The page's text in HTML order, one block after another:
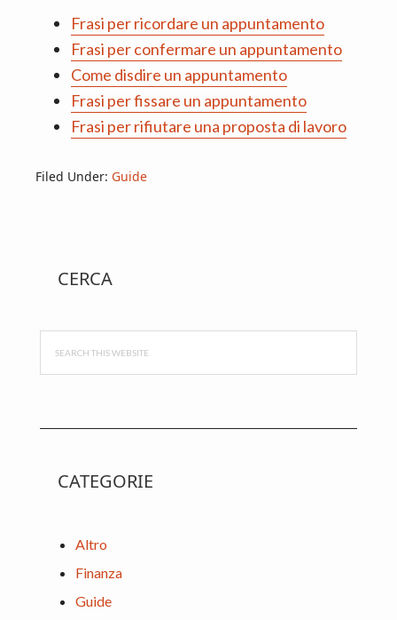
Frasi per ricordare un appuntamento
Frasi per confermare un appuntamento
Come disdire un appuntamento
Frasi per fissare un appuntamento
Frasi per rifiutare una proposta di lavoro​
Filed Under: Guide
Primary
CERCA
CATEGORIE
Altro
Finanza
Guide